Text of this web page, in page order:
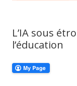
L’IA sous
l’éducation